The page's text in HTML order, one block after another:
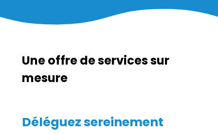
Une offre de services sur
mesure
Déléguez sereinement